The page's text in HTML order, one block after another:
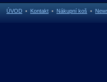
ÚVOD • Kontakt • Nákupní koš •